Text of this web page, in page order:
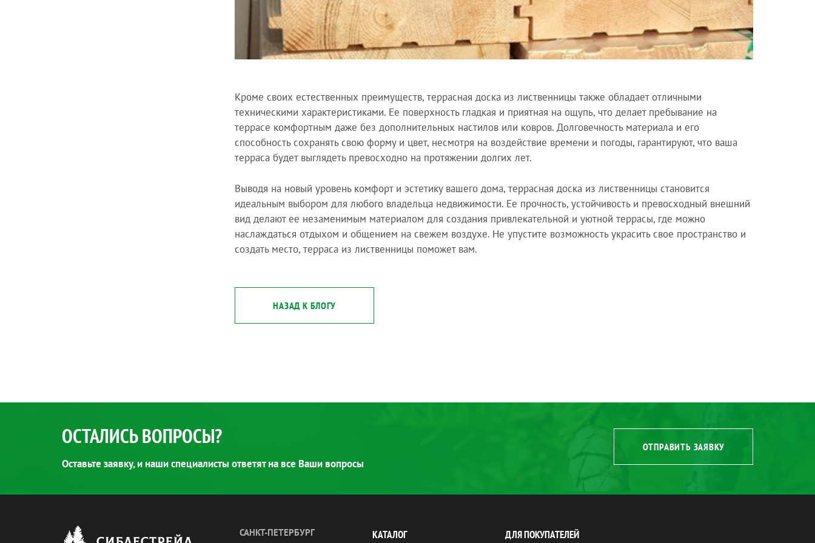
Кроме своих естественных преимуществ, террасная доска из лиственницы также обладает отличными
техническими характеристиками. Ее поверхность гладкая и приятная на ощупь, что делает пребывание на
террасе комфортным даже без дополнительных настилов или ковров. Долговечность материала и его
способность сохранять свою форму и цвет, несмотря на воздействие времени и погоды, гарантируют, что ваша
терраса будет выглядеть превосходно на протяжении долгих лет.
Выводя на новый уровень комфорт и эстетику вашего дома, террасная доска из лиственницы становится
идеальным выбором для любого владельца недвижимости. Ее прочность, устойчивость и превосходный внешний
вид делают ее незаменимым материалом для создания привлекательной и уютной террасы, где можно
наслаждаться отдыхом и общением на свежем воздухе. Не упустите возможность украсить свое пространство и
создать место, терраса из лиственницы поможет вам.
НАЗАД К БЛОГУ
ОСТАЛИСЬ ВОПРОСЫ?
Оставьте заявку, и наши специалисты ответят на все Ваши вопросы
ОТПРАВИТЬ ЗАЯВКУ
САНКТ-ПЕТЕРБУРГ
КАТАЛОГ ДЛЯ ПОКУПАТЕЛЕЙ